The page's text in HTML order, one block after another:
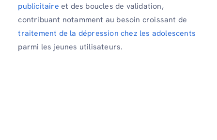
publicitaire et des boucles de validation,
contribuant notamment au besoin croissant de
traitement de la dépression chez les adolescents
parmi les jeunes utilisateurs.